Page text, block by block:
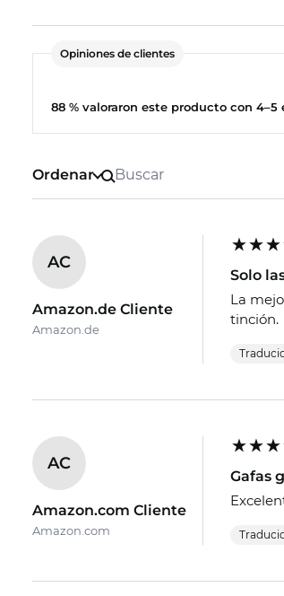
Opiniones de clientes
88 % valoraron este producto con 4–5
Ordenar
AC
Amazon.de Cliente
Amazon.de
Solo
La
tinción.
AC
Amazon.com Cliente
Amazon.com
Gafas